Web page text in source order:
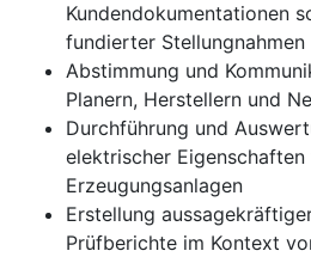
Kundendokumentationen
fundierter Stellungnahmen
Abstimmung und
Planern, Herstellern und
Durchführung und
elektrischer Eigenschaften
Erzeugungsanlagen
Erstellung
Prüfberichte im Kontext